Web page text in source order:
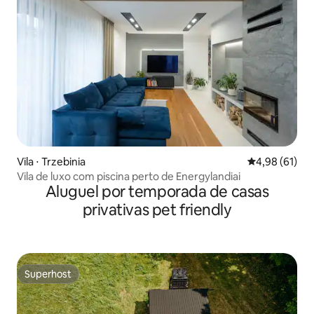
Vila ⋅ Trzebinia 4,98 de uma
4,98 (61)
Vila de luxo com piscina perto de Energylandiai
Aluguel por temporada de casas
privativas pet friendly
Superhost
Superhost